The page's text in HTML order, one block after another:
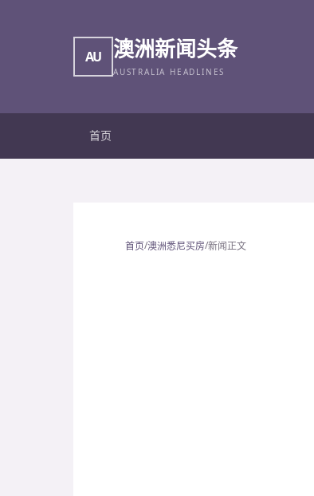
AU 澳洲新闻头条
AUSTRALIA HEADLINES
首页
首页/澳洲悉尼买房/新闻正文